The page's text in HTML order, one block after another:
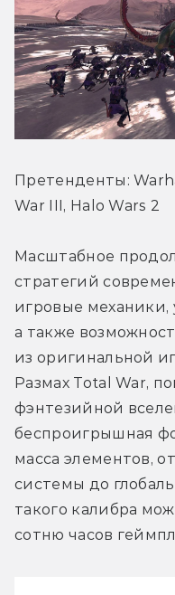
Претенденты:
War III, Halo Wars 2
Масштабное
стратегий
игровые механики,
а также
из оригинальной
Размах Total War,
фэнтезийной
беспроигрышная
масса элементов,
системы до
такого калибра
сотню часов